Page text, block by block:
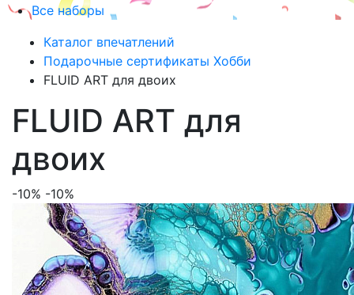
Все наборы
Каталог впечатлений
Подарочные сертификаты Хобби
FLUID ART для двоих
FLUID ART для
двоих
-10% -10%